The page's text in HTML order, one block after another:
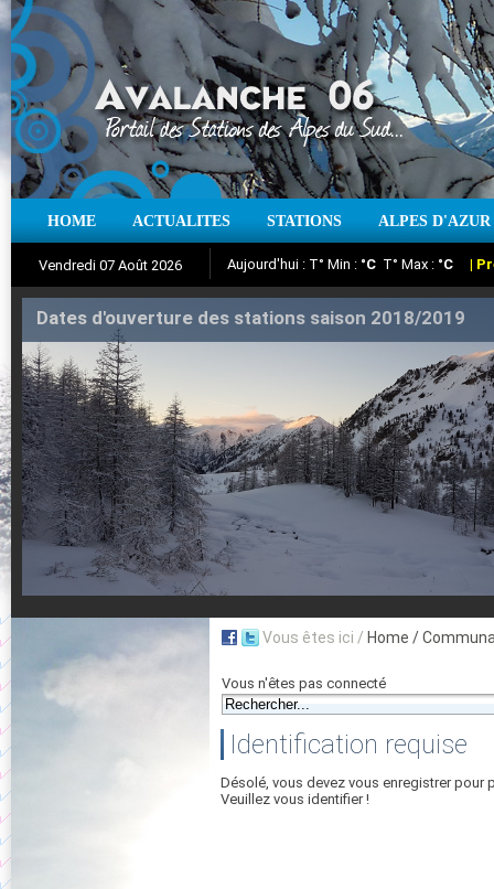
HOME ACTUALITES STATIONS ALPES D'AZUR
Vendredi 07 Août 2026
Aujourd'hui : T° Min : °CT° Max : °C |
Iso à 0° :mNeige sur 12 heures :cm
Suivez en direct l'actualité des stations
Vous êtes ici / Home /
Vous n'êtes pas connecté
Identification requise
Désolé, vous devez vous enregistrer pour
Veuillez vous identifier !